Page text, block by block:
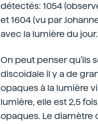
détectés: 1054
et 1604 (vu par
avec la lumière du
On peut penser qu'ils
discoïdale il y a de
opaques à la lumière
lumière, elle est 2,5
opaques. Le diamètre